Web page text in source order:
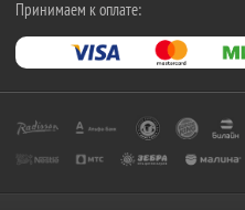
Принимаем к оплате: